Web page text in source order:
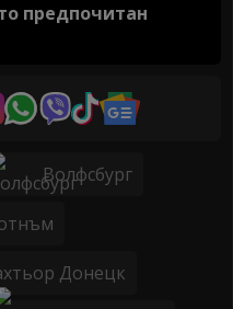
предпочитан
Волфсбург
Донецк